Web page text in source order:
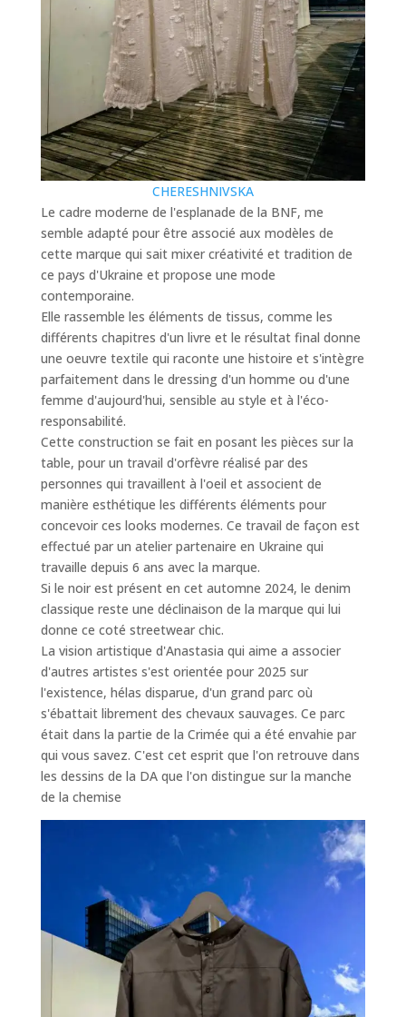
CHERESHNIVSKA
Le cadre moderne de l'esplanade de la BNF, me
semble adapté pour être associé aux modèles de
cette marque qui sait mixer créativité et tradition de
ce pays d'Ukraine et propose une mode
contemporaine.
Elle rassemble les éléments de tissus, comme les
différents chapitres d'un livre et le résultat final donne
une oeuvre textile qui raconte une histoire et s'intègre
parfaitement dans le dressing d'un homme ou d'une
femme d'aujourd'hui, sensible au style et à l'éco-
responsabilité.
Cette construction se fait en posant les pièces sur la
table, pour un travail d'orfèvre réalisé par des
personnes qui travaillent à l'oeil et associent de
manière esthétique les différents éléments pour
concevoir ces looks modernes. Ce travail de façon est
effectué par un atelier partenaire en Ukraine qui
travaille depuis 6 ans avec la marque.
Si le noir est présent en cet automne 2024, le denim
classique reste une déclinaison de la marque qui lui
donne ce coté streetwear chic.
La vision artistique d'Anastasia qui aime a associer
d'autres artistes s'est orientée pour 2025 sur
l'existence, hélas disparue, d'un grand parc où
s'ébattait librement des chevaux sauvages. Ce parc
était dans la partie de la Crimée qui a été envahie par
qui vous savez. C'est cet esprit que l'on retrouve dans
les dessins de la DA que l'on distingue sur la manche
de la chemise